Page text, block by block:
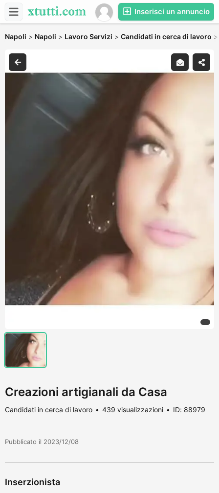
Inserisci un annuncio
Napoli > Napoli > Lavoro Servizi > Candidati in cerca di lavoro
Creazioni artigianali da Casa
Candidati in cerca di lavoro 439 visualizzazioni ID: 88979
Pubblicato il 2023/12/08
Inserzionista